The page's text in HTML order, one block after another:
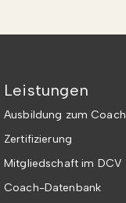
Leistungen
Ausbildung zum Coach
Zertifizierung
Mitgliedschaft im DCV
Coach-Datenbank